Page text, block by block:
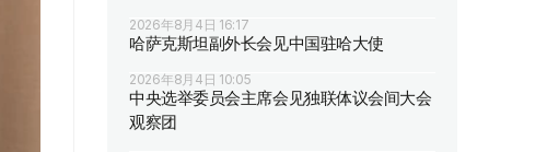
2026年8月4日 16:17
哈萨克斯坦副外长会见中国驻哈大使
2026年8月4日 10:05
中央选举委员会主席会见独联体议会间大会
观察团